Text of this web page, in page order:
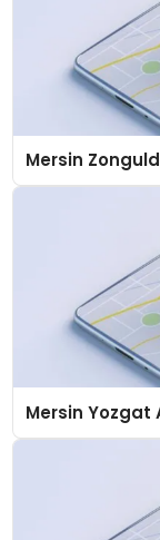
Mersin
Mersin Yozgat